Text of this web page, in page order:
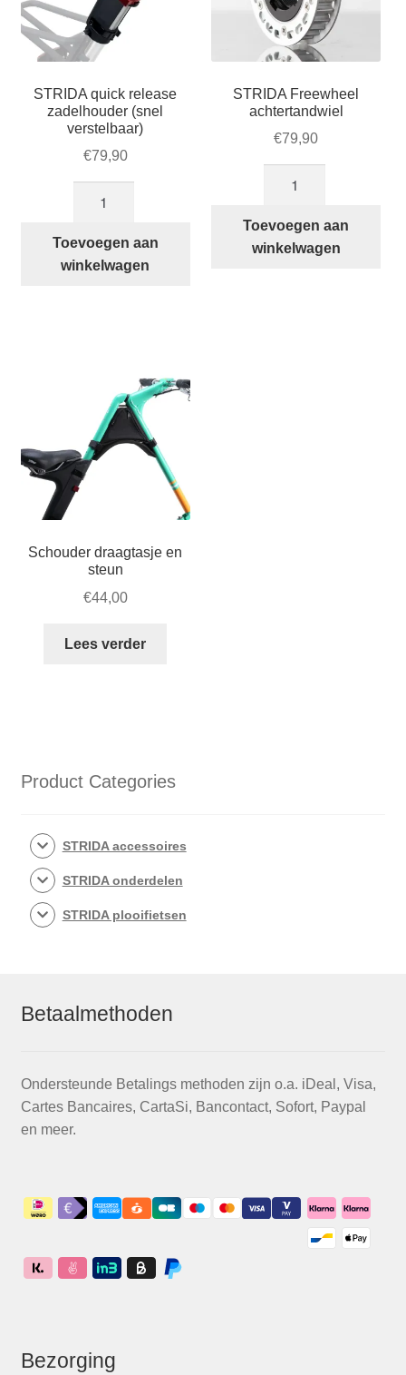
STRIDA quick release
zadelhouder (snel
verstelbaar)
€79,90
release
zadelhouder
Toevoegen aan
winkelwagen
STRIDA Freewheel
achtertandwiel
€79,90
achtertandwiel
aantal
Toevoegen aan
winkelwagen
Schouder draagtasje en
steun
€44,00
Lees verder
Product Categories
STRIDA accessoires
STRIDA onderdelen
STRIDA plooifietsen
Betaalmethoden
Ondersteunde Betalings methoden zijn o.a. iDeal, Visa,
Cartes Bancaires, CartaSi, Bancontact, Sofort, Paypal
en meer.
Bezorging